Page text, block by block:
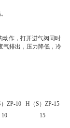
作，打开进气阀同时
气排出，压力降低，冷
ZP-10
H（S）ZP-15
10
15